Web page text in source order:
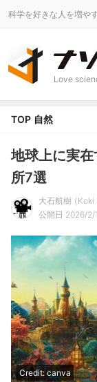
科学を好きな人を増や
Love
TOP 自然
地球上に実
所7選
大石航樹
Koki
公開日 2026/2/
Credit: canva